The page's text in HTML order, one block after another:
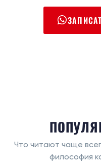
Что читают чаще
философия